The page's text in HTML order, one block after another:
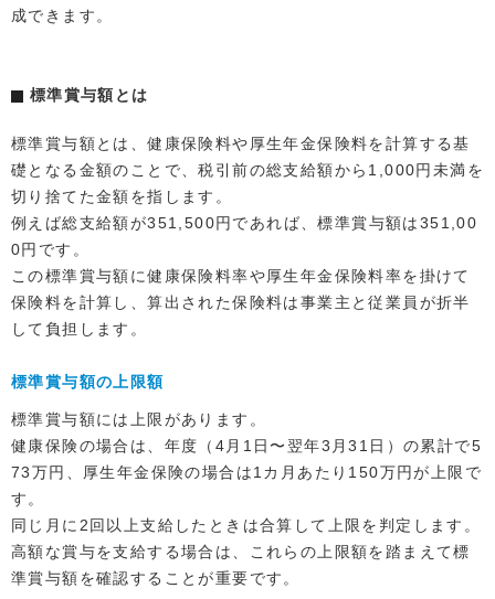
成できます。
標準賞与額とは
標準賞与額とは、健康保険料や厚生年金保険料を計算する基
礎となる金額のことで、税引前の総支給額から1,000円未満を
切り捨てた金額を指します。
例えば総支給額が351,500円であれば、標準賞与額は351,00
0円です。
この標準賞与額に健康保険料率や厚生年金保険料率を掛けて
保険料を計算し、算出された保険料は事業主と従業員が折半
して負担します。
標準賞与額の上限額
標準賞与額には上限があります。
健康保険の場合は、年度（4月1日〜翌年3月31日）の累計で5
73万円、厚生年金保険の場合は1カ月あたり150万円が上限で
す。
同じ月に2回以上支給したときは合算して上限を判定します。
高額な賞与を支給する場合は、これらの上限額を踏まえて標
準賞与額を確認することが重要です。